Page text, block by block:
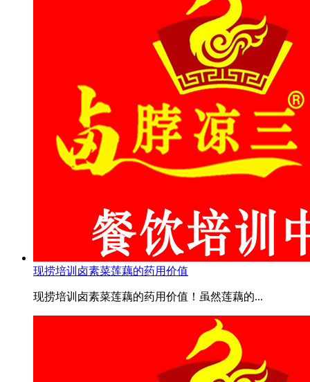
现捞培训卤素菜莲藕的药用价值
现捞培训卤素菜莲藕的药用价值！虽然莲藕的...